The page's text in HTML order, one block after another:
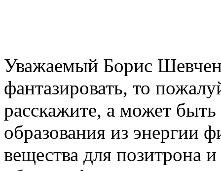
Уважаемый Борис
фантазировать, то
расскажите, а может
образования из энергии
вещества для позитрона